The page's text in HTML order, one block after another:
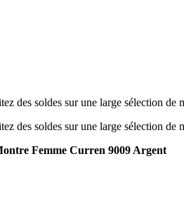
des soldes sur une large sélection
des soldes sur une large sélection
Femme Curren 9009 Argent